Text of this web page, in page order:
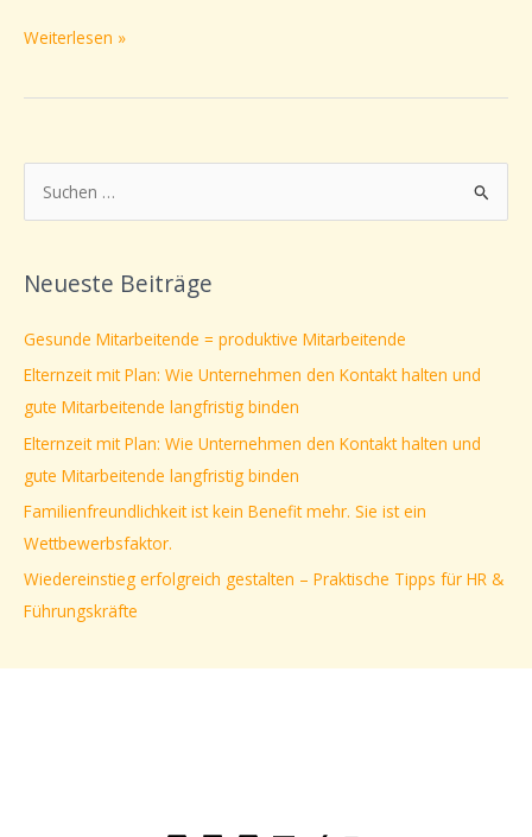
macht
wirklich
Weiterlesen »
u
h
n
a
c
h
:
Neueste Beiträge
Gesunde Mitarbeitende = produktive Mitarbeitende
Elternzeit mit Plan: Wie Unternehmen den Kontakt halten und
gute Mitarbeitende langfristig binden
Elternzeit mit Plan: Wie Unternehmen den Kontakt halten und
gute Mitarbeitende langfristig binden
Familienfreundlichkeit ist kein Benefit mehr. Sie ist ein
Wettbewerbsfaktor.
Wiedereinstieg erfolgreich gestalten – Praktische Tipps für HR &
Führungskräfte